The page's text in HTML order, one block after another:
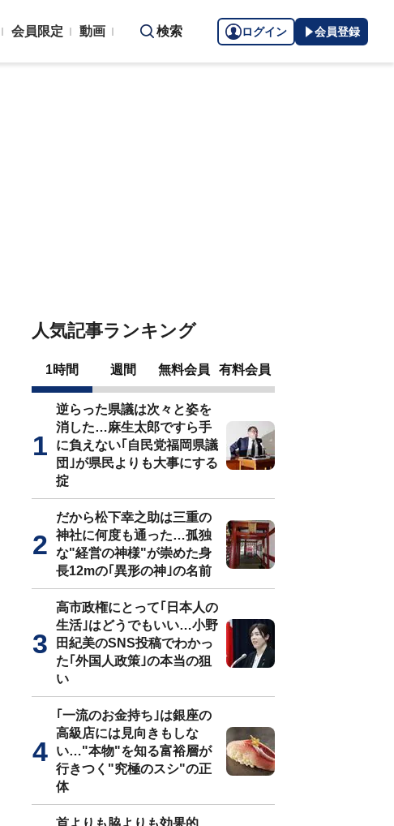
会員限定 動画 検索 ログイン 会員登録
※写真はイメージです
人気記事ランキング
1時間 週間 無料会員 有料会員
逆らった県議は次々と姿を
消した…麻生太郎ですら手
に負えない｢自民党福岡県議
団｣が県民よりも大事にする
掟
だから松下幸之助は三重の
神社に何度も通った…孤独
な"経営の神様"が崇めた身
長12mの｢異形の神｣の名前
高市政権にとって｢日本人の
生活｣はどうでもいい…小野
田紀美のSNS投稿でわかっ
た｢外国人政策｣の本当の狙
い
｢一流のお金持ち｣は銀座の
高級店には見向きもしな
い…"本物"を知る富裕層が
行きつく"究極のスシ"の正
体
首よりも脇よりも効果的…